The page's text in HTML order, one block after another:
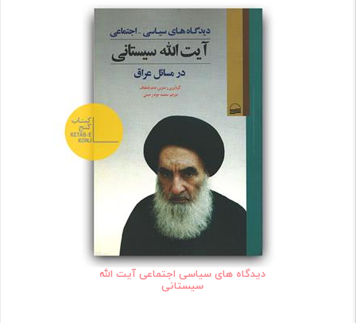
دیدگاه های سیاسی اجتماعی آیت الله
سیستانی